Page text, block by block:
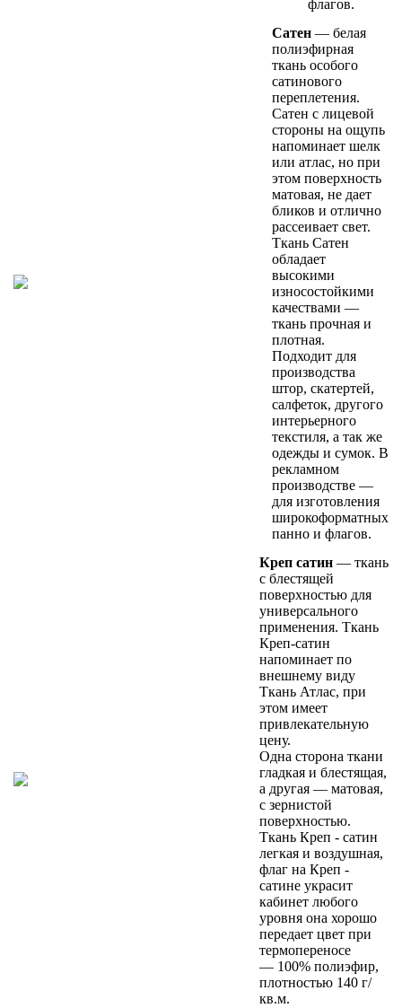
флагов.
Сатен — белая
полиэфирная
ткань особого
сатинового
переплетения.
Сатен с лицевой
стороны на ощупь
напоминает шелк
или атлас, но при
этом поверхность
матовая, не дает
бликов и отлично
рассеивает свет.
Ткань Сатен
обладает
высокими
износостойкими
качествами —
ткань прочная и
плотная.
Подходит для
производства
штор, скатертей,
салфеток, другого
интерьерного
текстиля, а так же
одежды и сумок. В
рекламном
производстве —
для изготовления
широкоформатных
панно и флагов.
Креп сатин — ткань
с блестящей
поверхностью для
универсального
применения. Ткань
Креп-сатин
напоминает по
внешнему виду
Ткань Атлас, при
этом имеет
привлекательную
цену.
Одна сторона ткани
гладкая и блестящая,
а другая — матовая,
с зернистой
поверхностью.
Ткань Креп - сатин
легкая и воздушная,
флаг на Креп -
сатине украсит
кабинет любого
уровня она хорошо
передает цвет при
термопереносе
— 100% полиэфир,
плотностью 140 г/
кв.м.